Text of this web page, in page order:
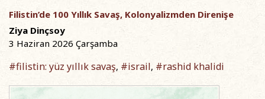
Filistin’de 100 Yıllık Savaş, Kolonyalizmden Direnişe
Ziya Dinçsoy
3 Haziran 2026 Çarşamba
#filistin: yüz yıllık savaş, #israil, #rashid khalidi